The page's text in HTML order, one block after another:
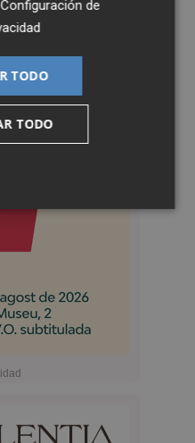
Configuración de
TODO
TODO